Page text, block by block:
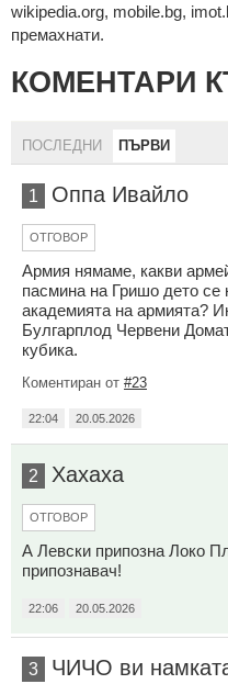
wikipedia.org, mobile.bg,
премахнати.
КОМЕНТАРИ
ПОСЛЕДНИ ПЪРВИ
1 Оппа Ивайло
ОТГОВОР
Армия нямаме, какви
пасмина на Гришо дето се
академията на армията?
Булгарплод Червени
кубика.
Коментиран от #23
22:04 20.05.2026
2 Хахаха
ОТГОВОР
А Левски припозна Локо
припознавач!
22:06 20.05.2026
3 ЧИЧО ви